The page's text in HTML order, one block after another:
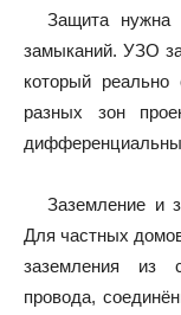
Защита нужна
замыканий. УЗО
который
разных зон
Заземление и
Для частных
заземления из
провода,